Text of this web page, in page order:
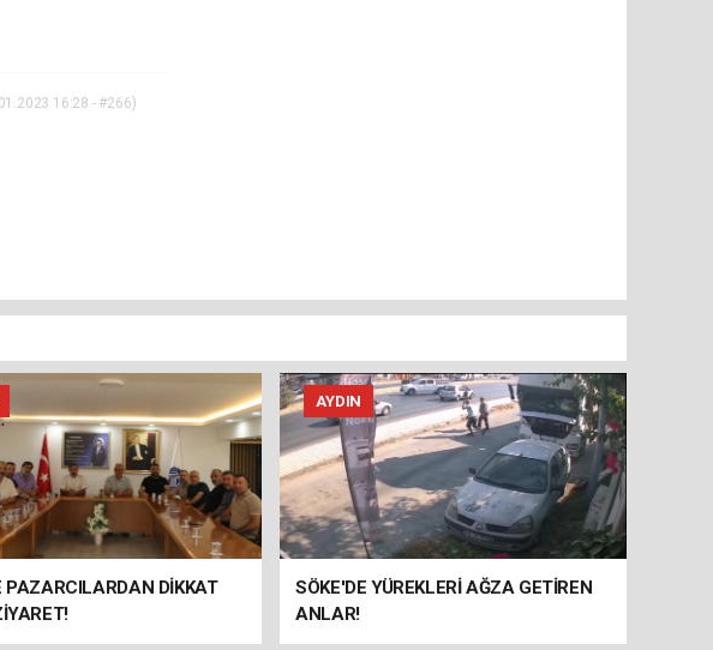
16:28 - #266)
PAZARCILARDAN DİKKAT
AYDIN
SÖKE'DE YÜREKLERİ AĞZA GETİREN
ANLAR!